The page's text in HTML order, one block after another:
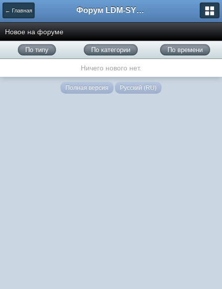
← Главная Форум LDM-SYSTEMS
Новое на форуме
По типу По категории По времени
Ничего нового нет.
Полная версия Русский (RU)